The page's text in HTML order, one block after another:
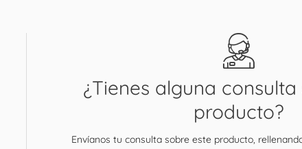
¿Tienes alguna
producto?
Envíanos tu consulta sobre este producto,